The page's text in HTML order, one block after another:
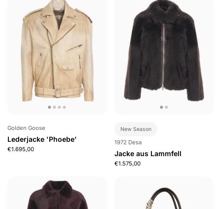
Golden Goose
Lederjacke 'Phoebe'
€1.695,00
New Season
1972 Desa
Jacke aus Lammfell
€1.575,00